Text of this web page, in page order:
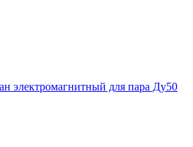
электромагнитный для пара Ду50